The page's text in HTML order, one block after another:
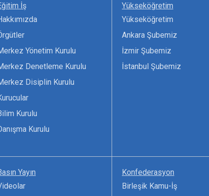
İş
Yönetim Kurulu
Denetleme Kurulu
Disiplin Kurulu
Kurulu
Kurulu
Yükseköğretim
Yükseköğretim
Ankara Şubemiz
İzmir Şubemiz
İstanbul Şubemiz
Yayın
Konfederasyon
Birleşik Kamu-İş